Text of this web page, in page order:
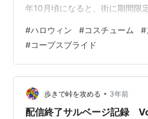
年10月頃になると、街に期間限
します。 閉店してそのまま空き
なっている所を使って、１‐２か
す。 元々クリスマスよりもハロ
好きで、時々そういうショップ
しばらく行って無かったので久
に行ってみました。 ここは大手
#ハロウィン #コスチューム #
#コープスブライド
歩きで峠を攻める • 3年前
配信終了サルベージ記録